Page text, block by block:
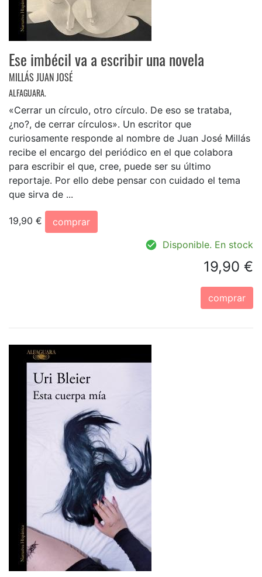
Ese imbécil va a escribir una novela
MILLÁS JUAN JOSÉ
ALFAGUARA.
«Cerrar un círculo, otro círculo. De eso se trataba,
¿no?, de cerrar círculos». Un escritor que
curiosamente responde al nombre de Juan José Millás
recibe el encargo del periódico en el que colabora
para escribir el que, cree, puede ser su último
reportaje. Por ello debe pensar con cuidado el tema
que sirva de ...
19,90 €
comprar
Disponible. En stock
19,90 €
comprar